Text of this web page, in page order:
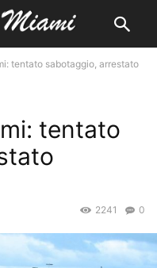
tentato sabotaggio, arrestato
tentato
0
2241